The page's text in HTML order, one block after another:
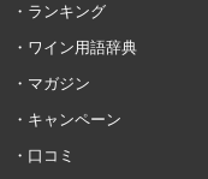
ランキング
ワイン用語辞典
マガジン
キャンペーン
口コミ